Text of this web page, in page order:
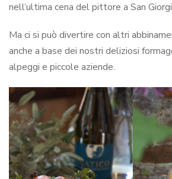
nell’ultima cena del pittore a San
Ma ci si può divertire con altri
anche a base dei nostri deliziosi
alpeggi e piccole aziende.